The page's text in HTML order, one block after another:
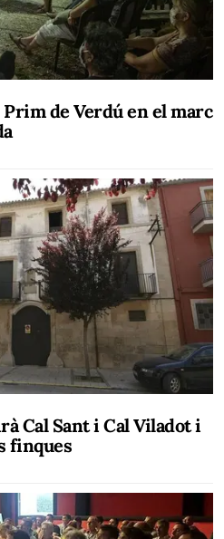
de Verdú en el marc
Cal Sant i Cal Viladot i
finques